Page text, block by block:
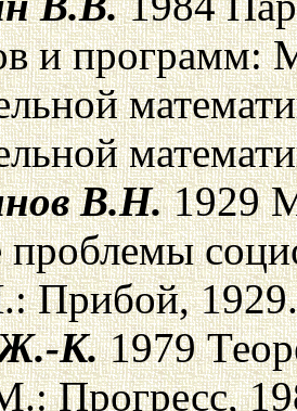
и программ:
В.Н.1929
Прибой, 1929.
Ж.-К.1979
Прогресс,